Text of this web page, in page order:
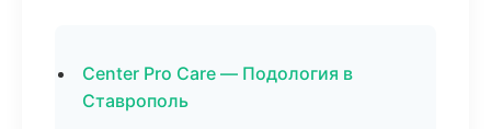
Center Pro Care — Подология в
Ставрополь